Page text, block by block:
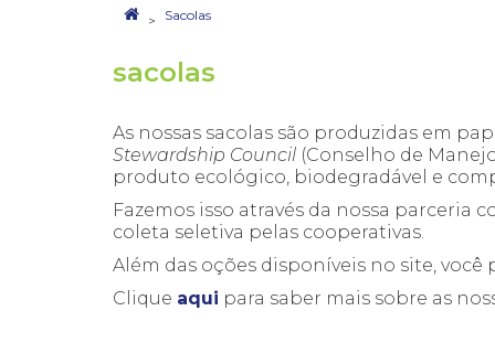
Sacolas
sacolas
As nossas sacolas são produzidas em
Stewardship Council (Conselho de
produto ecológico, biodegradável e
Fazemos isso através da nossa
coleta seletiva pelas cooperativas.
Além das oções disponíveis no site,
Clique aqui para saber mais sobre as